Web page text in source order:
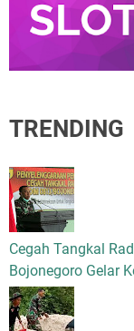
TRENDING
Cegah Tangkal
Bojonegoro Gelar